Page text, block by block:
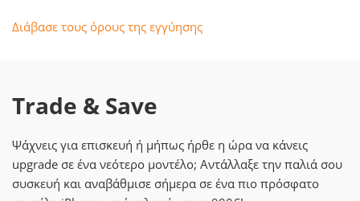
Διάβασε τους όρους της εγγύησης
Trade & Save
Ψάχνεις για επισκευή ή μήπως ήρθε η ώρα να κάνεις
upgrade σε ένα νεότερο μοντέλο; Αντάλλαξε την παλιά σου
συσκευή και αναβάθμισε σήμερα σε ένα πιο πρόσφατο